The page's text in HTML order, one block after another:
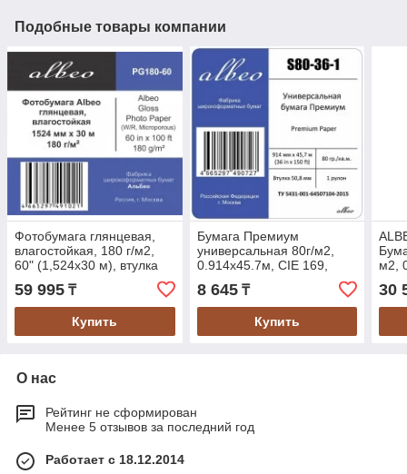
Подобные товары компании
Фотобумага глянцевая,
влагостойкая, 180 г/м2,
60" (1,524х30 м), втулка
59 995 ₸
Купить
Бумага Премиум
универсальная 80г/м2,
0.914x45.7м, CIE 169,
втулка 50.8мм
8 645₸
Купить
м2,
30
О нас
Рейтинг не сформирован
Менее 5 отзывов за последний год
Работает с 18.12.2014